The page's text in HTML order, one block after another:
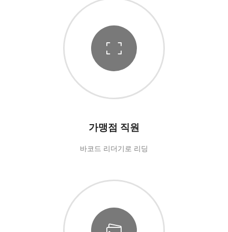
가맹점 직원
바코드 리더기로 리딩